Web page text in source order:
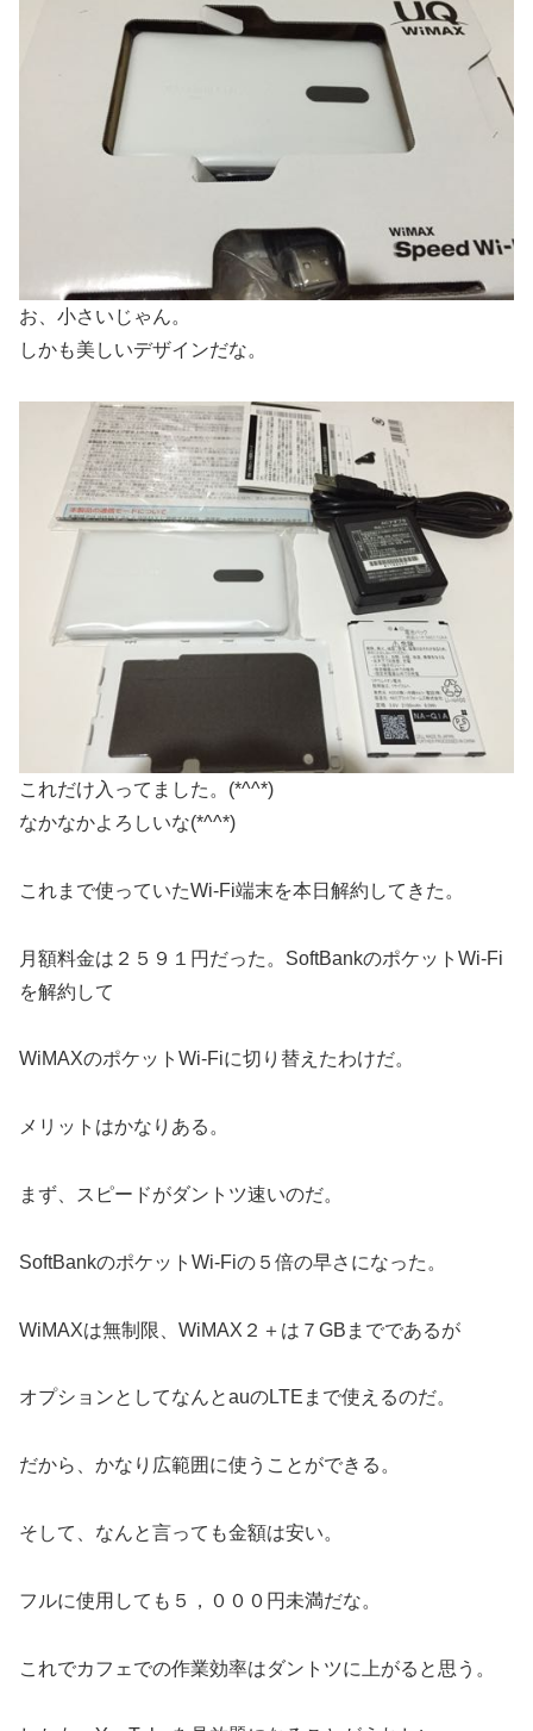
お、小さいじゃん。
しかも美しいデザインだな。
これだけ入ってました。(*^^*)
なかなかよろしいな(*^^*)
これまで使っていたWi-Fi端末を本日解約してきた。
月額料金は２５９１円だった。SoftBankのポケットWi-Fi
を解約して
WiMAXのポケットWi-Fiに切り替えたわけだ。
メリットはかなりある。
まず、スピードがダントツ速いのだ。
SoftBankのポケットWi-Fiの５倍の早さになった。
WiMAXは無制限、WiMAX２＋は７GBまでであるが
オプションとしてなんとauのLTEまで使えるのだ。
だから、かなり広範囲に使うことができる。
そして、なんと言っても金額は安い。
フルに使用しても５，０００円未満だな。
これでカフェでの作業効率はダントツに上がると思う。